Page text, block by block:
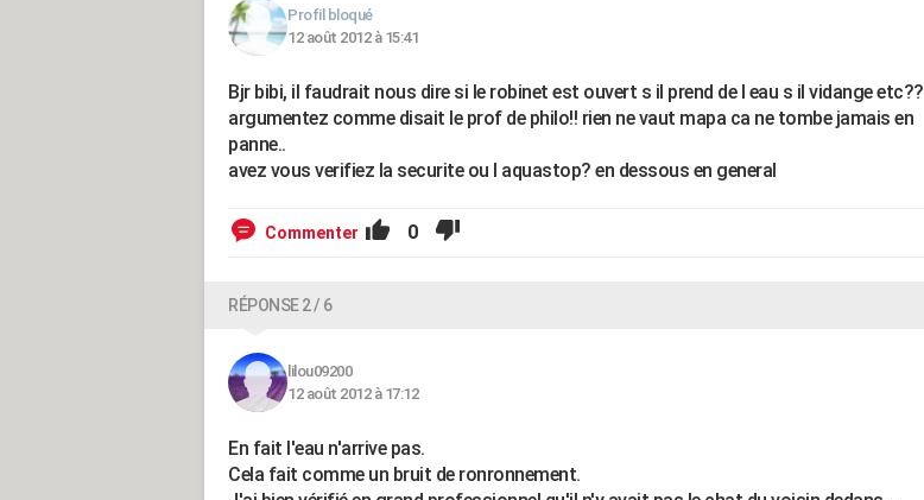
Profil bloqué
12 août 2012 à 15:41
Bjr bibi, il faudrait nous dire si le robinet est ouvert s il prend de l eau s il vidange etc??
argumentez comme disait le prof de philo!! rien ne vaut mapa ca ne tombe jamais en
panne..
avez vous verifiez la securite ou l aquastop? en dessous en general
Commenter 0
RÉPONSE 2 / 6
lilou09200
12 août 2012 à 17:12
En fait l'eau n'arrive pas.
Cela fait comme un bruit de ronronnement.